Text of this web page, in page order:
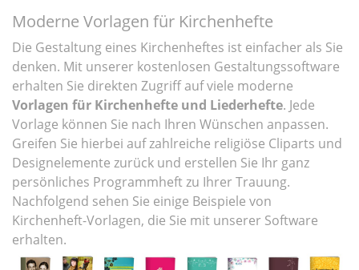
Moderne Vorlagen für Kirchenhefte
Die Gestaltung eines Kirchenheftes ist einfacher als Sie
denken. Mit unserer kostenlosen Gestaltungssoftware
erhalten Sie direkten Zugriff auf viele moderne
Vorlagen für Kirchenhefte und Liederhefte. Jede
Vorlage können Sie nach Ihren Wünschen anpassen.
Greifen Sie hierbei auf zahlreiche religiöse Cliparts und
Designelemente zurück und erstellen Sie Ihr ganz
persönliches Programmheft zu Ihrer Trauung.
Nachfolgend sehen Sie einige Beispiele von
Kirchenheft-Vorlagen, die Sie mit unserer Software
erhalten.